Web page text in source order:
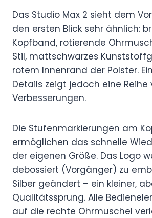
Das Studio Max 2 sieht dem
den ersten Blick sehr ähnlich:
Kopfband, rotierende
Stil, mattschwarzes
rotem Innenrand der Polster.
Details zeigt jedoch eine Reihe
Verbesserungen.
Die Stufenmarkierungen am
ermöglichen das schnelle
der eigenen Größe. Das Logo
debossiert (Vorgänger) zu
Silber geändert – ein kleiner,
Qualitätssprung. Alle
auf die rechte Ohrmuschel